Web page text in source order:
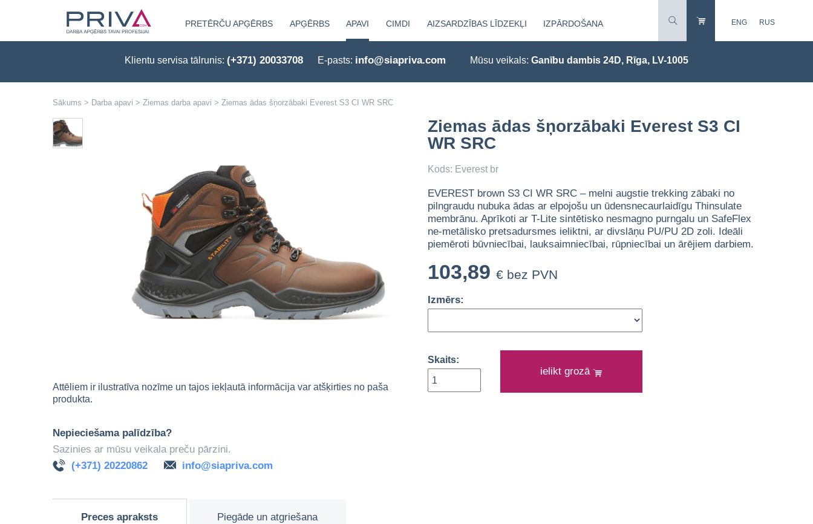
PRETĒRČU APĢĒRBS APĢĒRBS APAVI CIMDI AIZSARDZĪBAS LĪDZEKĻI IZPĀRDOŠANA ENG RUS
Klientu servisa tālrunis: (+371) 20033708 E-pasts: info@siapriva.com Mūsu veikals: Ganību dambis 24D, Rīga, LV-1005
Sākums > Darba apavi > Ziemas darba apavi > Ziemas ādas šņorzābaki Everest S3 CI WR SRC
Attēliem ir ilustratīva nozīme un tajos iekļautā informācija var atšķirties no paša
produkta.
Nepieciešama palīdzība?
Sazinies ar mūsu veikala preču pārzini.
(+371) 20220862
info@siapriva.com
Ziemas ādas šņorzābaki Everest S3 CI
WR SRC
Kods: Everest br
EVEREST brown S3 CI WR SRC – melni augstie trekking zābaki no
pilngraudu nubuka ādas ar elpojošu un ūdensnecaurlaidīgu Thinsulate
membrānu. Aprīkoti ar T-Lite sintētisko nesmagno purngalu un SafeFlex
ne-metālisko pretsadursmes ieliktni, ar divslāņu PU/PU 2D zoli. Ideāli
piemēroti būvniecībai, lauksaimniecībai, rūpniecībai un ārējiem darbiem.
103,89 € bez PVN
Izmērs:
Skaits:
ielikt grozā
Preces apraksts Piegāde un atgriešana